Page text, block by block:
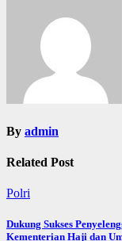
By admin
Related Post
Polri
Dukung Sukses
Kementerian Haji dan